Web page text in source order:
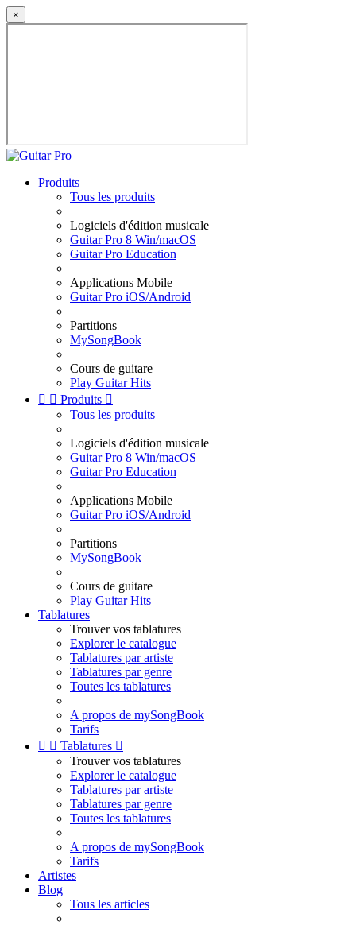
×
Produits
Tous les produits
Logiciels d'édition musicale
Guitar Pro 8 Win/macOS
Guitar Pro Education
Applications Mobile
Guitar Pro iOS/Android
Partitions
MySongBook
Cours de guitare
Play Guitar Hits
  Produits 
Tous les produits
Logiciels d'édition musicale
Guitar Pro 8 Win/macOS
Guitar Pro Education
Applications Mobile
Guitar Pro iOS/Android
Partitions
MySongBook
Cours de guitare
Play Guitar Hits
Tablatures
Trouver vos tablatures
Explorer le catalogue
Tablatures par artiste
Tablatures par genre
Toutes les tablatures
A propos de mySongBook
Tarifs
  Tablatures 
Trouver vos tablatures
Explorer le catalogue
Tablatures par artiste
Tablatures par genre
Toutes les tablatures
A propos de mySongBook
Tarifs
Artistes
Blog
Tous les articles